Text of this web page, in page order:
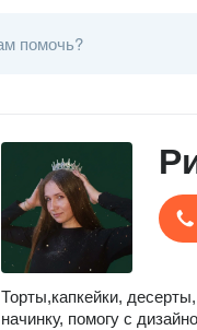
Торты,капкейки,
начинку, помогу с